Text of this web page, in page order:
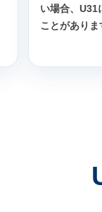
い場合、U31
ことがありま